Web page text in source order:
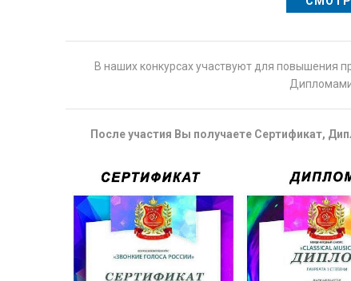
В наших конкурсах участвуют для повышения
После участия Вы получаете Сертификат,